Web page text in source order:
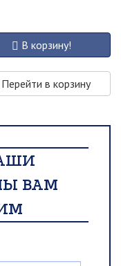
В корзину!
Перейти в корзину
ВАМ